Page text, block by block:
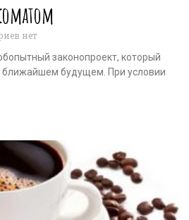
нет
законопроект, который
ближайшем будущем. При условии